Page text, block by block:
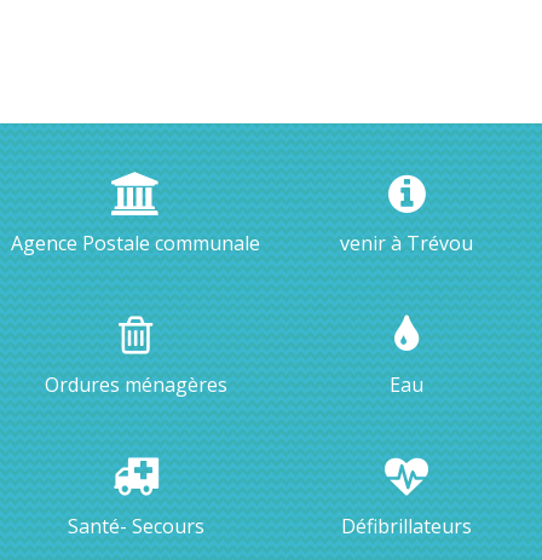
Agence Postale communale venir à Trévou
Ordures ménagères Eau
Santé- Secours Défibrillateurs